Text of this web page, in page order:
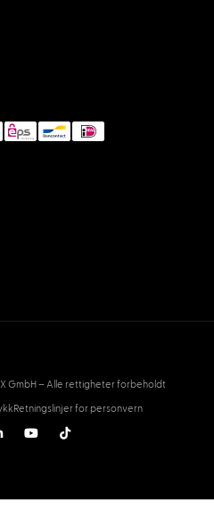
GmbH – Alle rettigheter forbeholdt
Retningslinjer for personvern